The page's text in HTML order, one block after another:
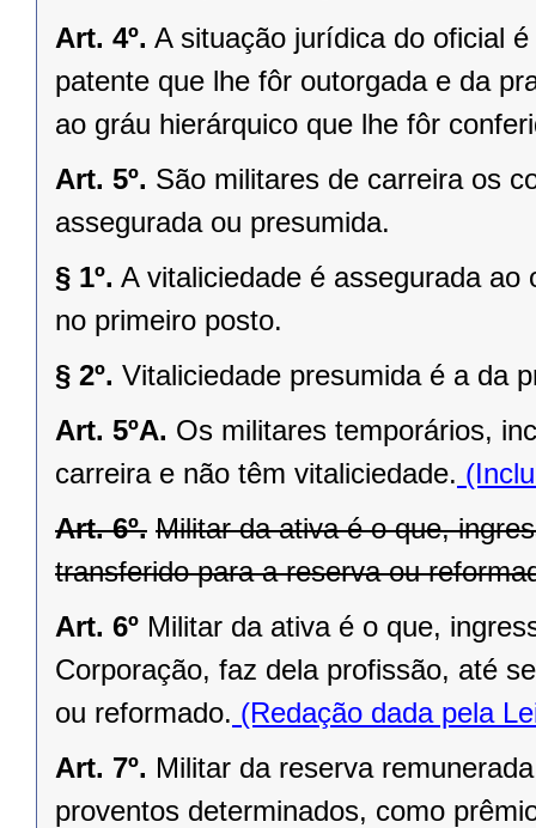
Art. 4º. A situação jurídica do oficial
patente que lhe fôr outorgada e da
ao gráu hierárquico que lhe fôr
Art. 5º. São militares de carreira os
assegurada ou presumida.
§ 1º. A vitaliciedade é assegurada
no primeiro posto.
§ 2º. Vitaliciedade presumida é a da
Art. 5ºA. Os militares temporários,
carreira e não têm vitaliciedade.
Art. 6º. Militar da ativa é o que,
transferido para a reserva ou
Art. 6º Militar da ativa é o que,
Corporação, faz dela profissão, até
ou reformado. (Redação dada pela
Art. 7º. Militar da reserva
proventos determinados, como